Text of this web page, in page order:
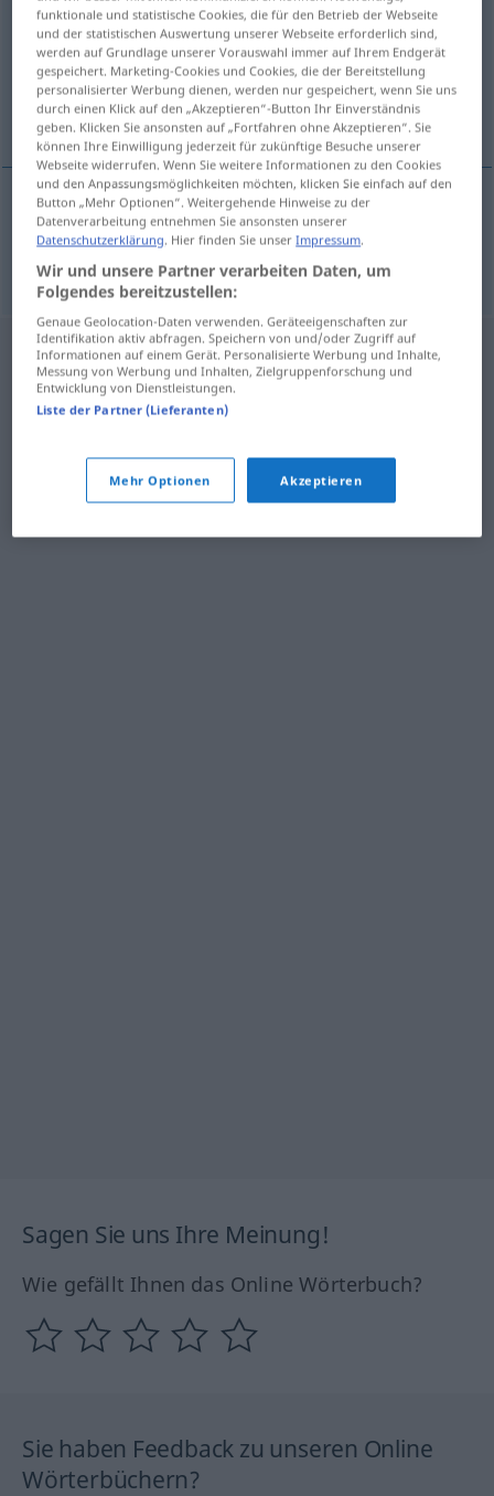
Übersicht aller Übersetzungen
(Für mehr Details die Übersetzung anklicken/antippen)
Flachs
Flachsm len
Sagen Sie uns Ihre Meinung!
Wie gefällt Ihnen das Online Wörterbuch?
Sie haben Feedback zu unseren Online
Wörterbüchern?
funktionale und statistische Cookies, die für den Betrieb der Webseite
und der statistischen Auswertung unserer Webseite erforderlich sind,
werden auf Grundlage unserer Vorauswahl immer auf Ihrem Endgerät
gespeichert. Marketing-Cookies und Cookies, die der Bereitstellung
personalisierter Werbung dienen, werden nur gespeichert, wenn Sie uns
durch einen Klick auf den „Akzeptieren“-Button Ihr Einverständnis
geben. Klicken Sie ansonsten auf „Fortfahren ohne Akzeptieren“. Sie
können Ihre Einwilligung jederzeit für zukünftige Besuche unserer
Webseite widerrufen. Wenn Sie weitere Informationen zu den Cookies
und den Anpassungsmöglichkeiten möchten, klicken Sie einfach auf den
Button „Mehr Optionen“. Weitergehende Hinweise zu der
Datenverarbeitung entnehmen Sie ansonsten unserer
Datenschutzerklärung . Hier finden Sie unserImpressum
Wir und unsere Partner verarbeiten Daten, um
Folgendes bereitzustellen:
Genaue Geolocation-Daten verwenden. Geräteeigenschaften zur
Identifikation aktiv abfragen. Speichern von und/oder Zugriff auf
Informationen auf einem Gerät. Personalisierte Werbung und Inhalte,
Messung von Werbung und Inhalten, Zielgruppenforschung und
Entwicklung von Dienstleistungen.
Liste der Partner (Lieferanten)
Mehr Optionen Akzeptieren